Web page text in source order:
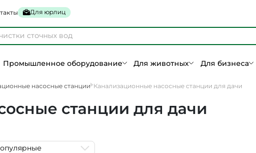
Для юрлиц
Промышленное оборудование Для животных Для бизнеса
насосные станции Канализационные насосные станции для дачи
станции для дачи